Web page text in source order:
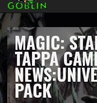
MAGIC:
TAPPA
PACK